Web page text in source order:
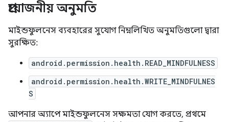
প্রয়োজনীয় অনুমতি
মাইন্ডফুলনেস ব্যবহারের সুযোগ নিম্নলিখিত অনুমতিগুলো দ্বারা
সুরক্ষিত:
android.permission.health.READ_MINDFULNESS
android.permission.health.WRITE_MINDFULNES
S
আপনার অ্যাপে মাইন্ডফুলনেস সক্ষমতা যোগ করতে, প্রথমে